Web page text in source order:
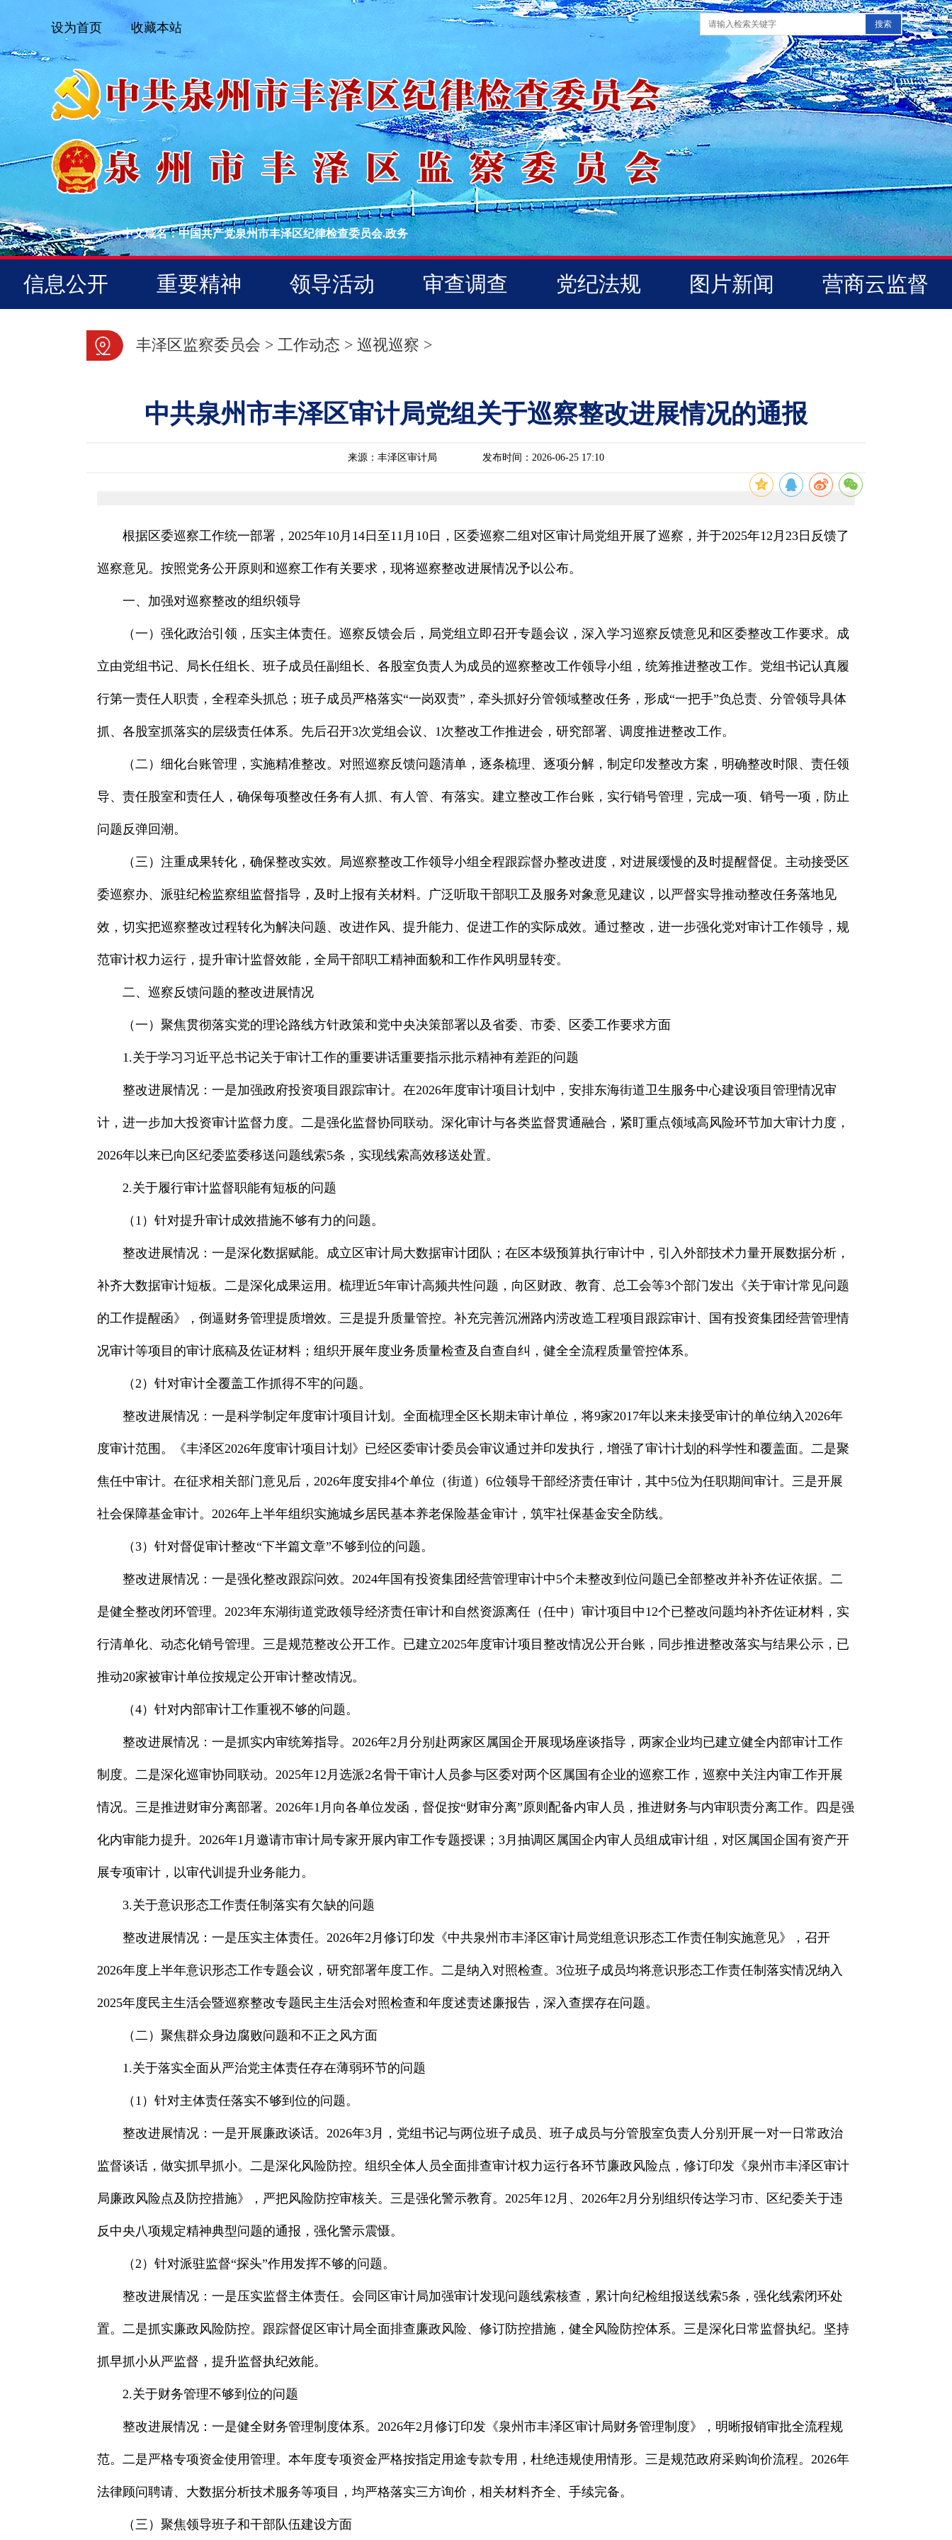
设为首页 收藏本站
中文域名：中国共产党泉州市丰泽区纪律检查委员会.政务
信息公开 重要精神 领导活动 审查调查 党纪法规 图片新闻 营商云监督
丰泽区监察委员会 > 工作动态 > 巡视巡察 >
中共泉州市丰泽区审计局党组关于巡察整改进展情况的通报
来源：丰泽区审计局 发布时间：2026-06-25 17:10
根据区委巡察工作统一部署，2025年10月14日至11月10日，区委巡察二组对区审计局党组开展了巡察，并于2025年12月23日反馈了
巡察意见。按照党务公开原则和巡察工作有关要求，现将巡察整改进展情况予以公布。
一、加强对巡察整改的组织领导
（一）强化政治引领，压实主体责任。巡察反馈会后，局党组立即召开专题会议，深入学习巡察反馈意见和区委整改工作要求。成
立由党组书记、局长任组长、班子成员任副组长、各股室负责人为成员的巡察整改工作领导小组，统筹推进整改工作。党组书记认真履
行第一责任人职责，全程牵头抓总；班子成员严格落实“一岗双责”，牵头抓好分管领域整改任务，形成“一把手”负总责、分管领导具体
抓、各股室抓落实的层级责任体系。先后召开3次党组会议、1次整改工作推进会，研究部署、调度推进整改工作。
（二）细化台账管理，实施精准整改。对照巡察反馈问题清单，逐条梳理、逐项分解，制定印发整改方案，明确整改时限、责任领
导、责任股室和责任人，确保每项整改任务有人抓、有人管、有落实。建立整改工作台账，实行销号管理，完成一项、销号一项，防止
问题反弹回潮。
（三）注重成果转化，确保整改实效。局巡察整改工作领导小组全程跟踪督办整改进度，对进展缓慢的及时提醒督促。主动接受区
委巡察办、派驻纪检监察组监督指导，及时上报有关材料。广泛听取干部职工及服务对象意见建议，以严督实导推动整改任务落地见
效，切实把巡察整改过程转化为解决问题、改进作风、提升能力、促进工作的实际成效。通过整改，进一步强化党对审计工作领导，规
范审计权力运行，提升审计监督效能，全局干部职工精神面貌和工作作风明显转变。
二、巡察反馈问题的整改进展情况
（一）聚焦贯彻落实党的理论路线方针政策和党中央决策部署以及省委、市委、区委工作要求方面
1.关于学习习近平总书记关于审计工作的重要讲话重要指示批示精神有差距的问题
整改进展情况：一是加强政府投资项目跟踪审计。在2026年度审计项目计划中，安排东海街道卫生服务中心建设项目管理情况审
计，进一步加大投资审计监督力度。二是强化监督协同联动。深化审计与各类监督贯通融合，紧盯重点领域高风险环节加大审计力度，
2026年以来已向区纪委监委移送问题线索5条，实现线索高效移送处置。
2.关于履行审计监督职能有短板的问题
（1）针对提升审计成效措施不够有力的问题。
整改进展情况：一是深化数据赋能。成立区审计局大数据审计团队；在区本级预算执行审计中，引入外部技术力量开展数据分析，
补齐大数据审计短板。二是深化成果运用。梳理近5年审计高频共性问题，向区财政、教育、总工会等3个部门发出《关于审计常见问题
的工作提醒函》，倒逼财务管理提质增效。三是提升质量管控。补充完善沉洲路内涝改造工程项目跟踪审计、国有投资集团经营管理情
况审计等项目的审计底稿及佐证材料；组织开展年度业务质量检查及自查自纠，健全全流程质量管控体系。
（2）针对审计全覆盖工作抓得不牢的问题。
整改进展情况：一是科学制定年度审计项目计划。全面梳理全区长期未审计单位，将9家2017年以来未接受审计的单位纳入2026年
度审计范围。《丰泽区2026年度审计项目计划》已经区委审计委员会审议通过并印发执行，增强了审计计划的科学性和覆盖面。二是聚
焦任中审计。在征求相关部门意见后，2026年度安排4个单位（街道）6位领导干部经济责任审计，其中5位为任职期间审计。三是开展
社会保障基金审计。2026年上半年组织实施城乡居民基本养老保险基金审计，筑牢社保基金安全防线。
（3）针对督促审计整改“下半篇文章”不够到位的问题。
整改进展情况：一是强化整改跟踪问效。2024年国有投资集团经营管理审计中5个未整改到位问题已全部整改并补齐佐证依据。二
是健全整改闭环管理。2023年东湖街道党政领导经济责任审计和自然资源离任（任中）审计项目中12个已整改问题均补齐佐证材料，实
行清单化、动态化销号管理。三是规范整改公开工作。已建立2025年度审计项目整改情况公开台账，同步推进整改落实与结果公示，已
推动20家被审计单位按规定公开审计整改情况。
（4）针对内部审计工作重视不够的问题。
整改进展情况：一是抓实内审统筹指导。2026年2月分别赴两家区属国企开展现场座谈指导，两家企业均已建立健全内部审计工作
制度。二是深化巡审协同联动。2025年12月选派2名骨干审计人员参与区委对两个区属国有企业的巡察工作，巡察中关注内审工作开展
情况。三是推进财审分离部署。2026年1月向各单位发函，督促按“财审分离”原则配备内审人员，推进财务与内审职责分离工作。四是强
化内审能力提升。2026年1月邀请市审计局专家开展内审工作专题授课；3月抽调区属国企内审人员组成审计组，对区属国企国有资产开
展专项审计，以审代训提升业务能力。
3.关于意识形态工作责任制落实有欠缺的问题
整改进展情况：一是压实主体责任。2026年2月修订印发《中共泉州市丰泽区审计局党组意识形态工作责任制实施意见》，召开
2026年度上半年意识形态工作专题会议，研究部署年度工作。二是纳入对照检查。3位班子成员均将意识形态工作责任制落实情况纳入
2025年度民主生活会暨巡察整改专题民主生活会对照检查和年度述责述廉报告，深入查摆存在问题。
（二）聚焦群众身边腐败问题和不正之风方面
1.关于落实全面从严治党主体责任存在薄弱环节的问题
（1）针对主体责任落实不够到位的问题。
整改进展情况：一是开展廉政谈话。2026年3月，党组书记与两位班子成员、班子成员与分管股室负责人分别开展一对一日常政治
监督谈话，做实抓早抓小。二是深化风险防控。组织全体人员全面排查审计权力运行各环节廉政风险点，修订印发《泉州市丰泽区审计
局廉政风险点及防控措施》，严把风险防控审核关。三是强化警示教育。2025年12月、2026年2月分别组织传达学习市、区纪委关于违
反中央八项规定精神典型问题的通报，强化警示震慑。
（2）针对派驻监督“探头”作用发挥不够的问题。
整改进展情况：一是压实监督主体责任。会同区审计局加强审计发现问题线索核查，累计向纪检组报送线索5条，强化线索闭环处
置。二是抓实廉政风险防控。跟踪督促区审计局全面排查廉政风险、修订防控措施，健全风险防控体系。三是深化日常监督执纪。坚持
抓早抓小从严监督，提升监督执纪效能。
2.关于财务管理不够到位的问题
整改进展情况：一是健全财务管理制度体系。2026年2月修订印发《泉州市丰泽区审计局财务管理制度》，明晰报销审批全流程规
范。二是严格专项资金使用管理。本年度专项资金严格按指定用途专款专用，杜绝违规使用情形。三是规范政府采购询价流程。2026年
法律顾问聘请、大数据分析技术服务等项目，均严格落实三方询价，相关材料齐全、手续完备。
（三）聚焦领导班子和干部队伍建设方面